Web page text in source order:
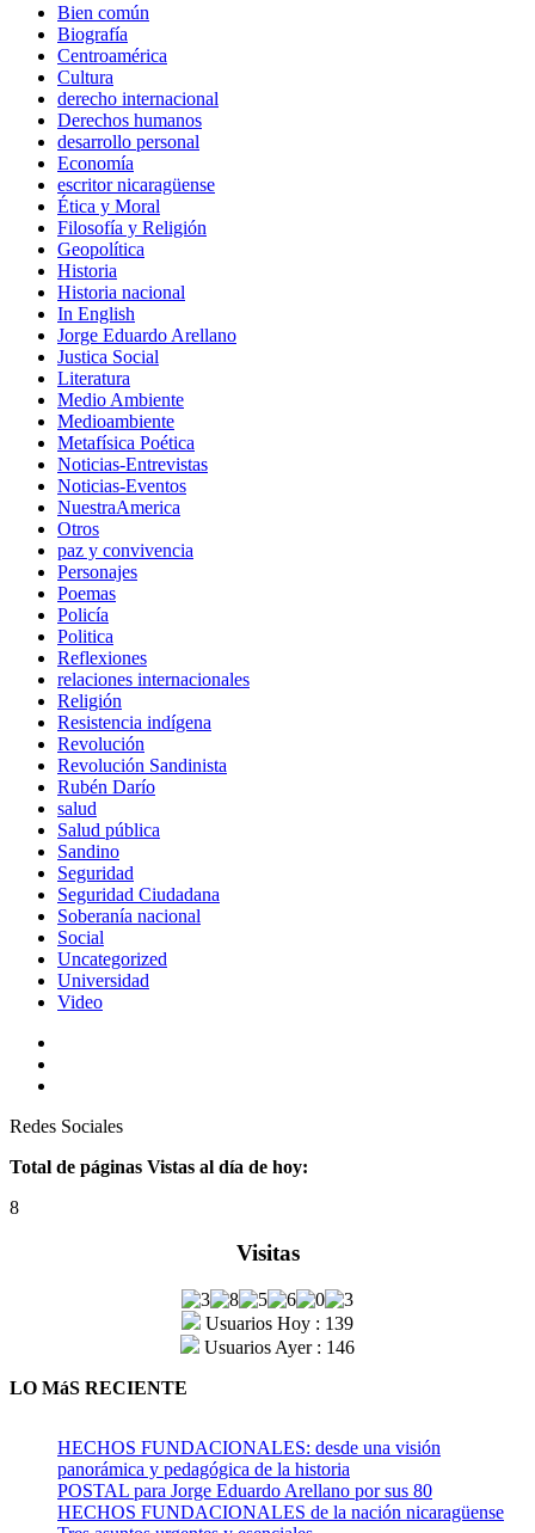
Bien común
Biografía
Centroamérica
Cultura
derecho internacional
Derechos humanos
desarrollo personal
Economía
escritor nicaragüense
Ética y Moral
Filosofía y Religión
Geopolítica
Historia
Historia nacional
In English
Jorge Eduardo Arellano
Justica Social
Literatura
Medio Ambiente
Medioambiente
Metafísica Poética
Noticias-Entrevistas
Noticias-Eventos
NuestraAmerica
Otros
paz y convivencia
Personajes
Poemas
Policía
Politica
Reflexiones
relaciones internacionales
Religión
Resistencia indígena
Revolución
Revolución Sandinista
Rubén Darío
salud
Salud pública
Sandino
Seguridad
Seguridad Ciudadana
Soberanía nacional
Social
Uncategorized
Universidad
Video
Redes Sociales
Total de páginas Vistas al día de hoy:
8
Visitas
Usuarios Hoy : 139
Usuarios Ayer : 146
LO MáS RECIENTE
HECHOS FUNDACIONALES: desde una visión
panorámica y pedagógica de la historia
POSTAL para Jorge Eduardo Arellano por sus 80
HECHOS FUNDACIONALES de la nación nicaragüense